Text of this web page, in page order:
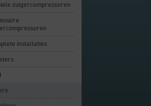
zuigercompressoren
installaties